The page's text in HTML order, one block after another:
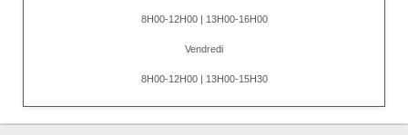
8H00-12H00 | 13H00-16H00
Vendredi
8H00-12H00 | 13H00-15H30